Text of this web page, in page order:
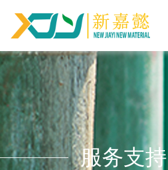
服务支持